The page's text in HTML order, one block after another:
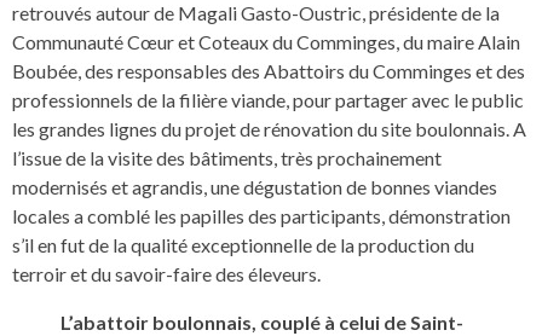
retrouvés autour de Magali Gasto-Oustric, présidente de la
Communauté Cœur et Coteaux du Comminges, du maire Alain
Boubée, des responsables des Abattoirs du Comminges et des
professionnels de la filière viande, pour partager avec le public
les grandes lignes du projet de rénovation du site boulonnais. A
l’issue de la visite des bâtiments, très prochainement
modernisés et agrandis, une dégustation de bonnes viandes
locales a comblé les papilles des participants, démonstration
s’il en fut de la qualité exceptionnelle de la production du
terroir et du savoir-faire des éleveurs.
L’abattoir boulonnais, couplé à celui de Saint-